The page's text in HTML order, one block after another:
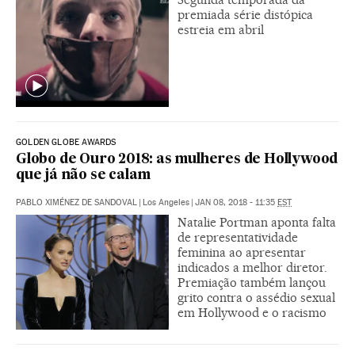
premiada série distópica
estreia em abril
GOLDEN GLOBE AWARDS
Globo de Ouro 2018: as mulheres de Hollywood
que já não se calam
PABLO XIMÉNEZ DE SANDOVAL Los Angeles JAN 08, 2018 - 11:35 EST
Natalie Portman aponta falta
de representatividade
feminina ao apresentar
indicados a melhor diretor.
Premiação também lançou
grito contra o assédio sexual
em Hollywood e o racismo